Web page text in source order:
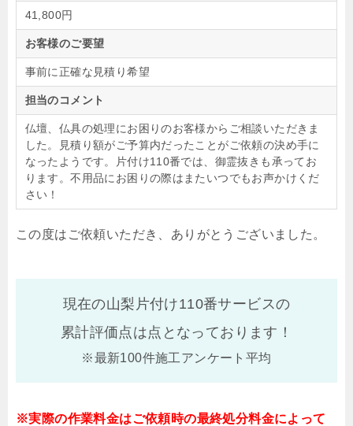
41,800円
お客様のご要望
事前に正確な見積り希望
担当のコメント
仏壇、仏具の処理にお困りのお客様からご相談いただきま
した。見積り額がご予算内だったことがご依頼の決め手に
なったようです。片付け110番では、御霊抜きも承ってお
ります。不用品にお困りの際はまたいつでもお声かけくだ
さい！
この度はご依頼いただき、ありがとうございました。
現在の山梨片付け110番サービスの
累計評価点は点となっております！
※最新100件施工アンケート平均
※実際の作業料金はご依頼時の最終処分料金によって